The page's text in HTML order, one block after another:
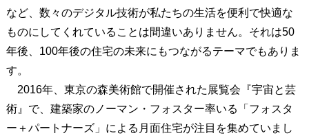
など、数々のデジタル技術が私たちの生活を便利で快適な
ものにしてくれていることは間違いありません。それは50
年後、100年後の住宅の未来にもつながるテーマでもありま
す。
2016年、東京の森美術館で開催された展覧会『宇宙と芸
術』で、建築家のノーマン・フォスター率いる「フォスタ
ー＋パートナーズ」による月面住宅が注目を集めていまし